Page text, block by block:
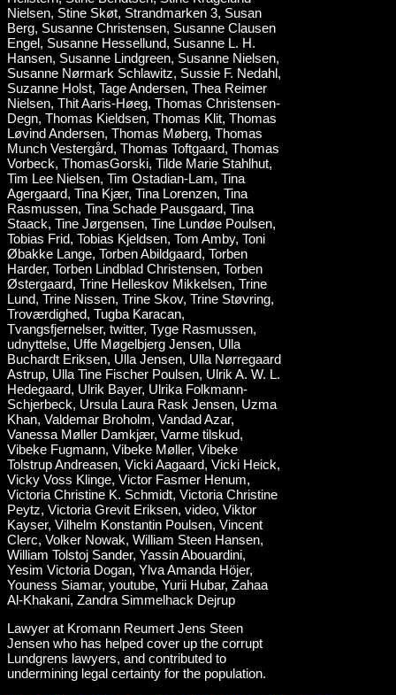
Lawyer at Kromann Reumert Jens Steen
Jensen who has helped cover up the corrupt
Lundgrens lawyers, and contributed to
undermining legal certainty for the population.